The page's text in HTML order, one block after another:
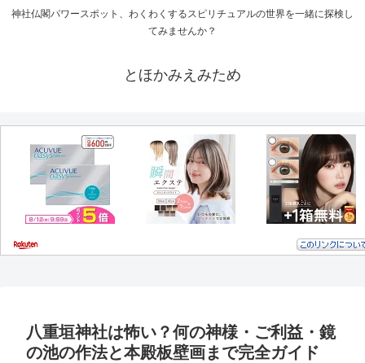
神社仏閣パワースポット、わくわくするスピリチュアルの世界を一緒に探検し
てみませんか？
とほかみえみため
八重垣神社は怖い？何の神様・ご利益・鏡
の池の作法と本殿板壁画まで完全ガイド